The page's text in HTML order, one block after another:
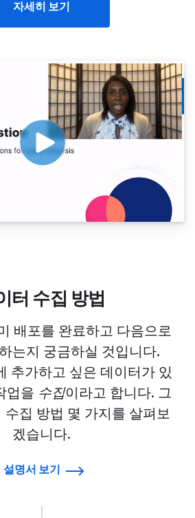
자세히 보기
터 수집 방법
배포를 완료하고 다음으로
는지 궁금하실 것입니다.
추가하고 싶은 데이터가 있
업을 수집이라고 합니다. 그
수집 방법 몇 가지를 살펴보
겠습니다.
설명서 보기